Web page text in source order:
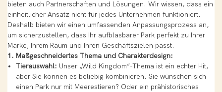
bieten auch Partnerschaften und Lösungen. Wir wissen, dass ein
einheitlicher Ansatz nicht für jedes Unternehmen funktioniert.
Deshalb bieten wir einen umfassenden Anpassungsprozess an,
um sicherzustellen, dass Ihr aufblasbarer Park perfekt zu Ihrer
Marke, Ihrem Raum und Ihren Geschäftszielen passt.
1. Maßgeschneidertes Thema und Charakterdesign:
Tierauswahl: Unser „Wild Kingdom“-Thema ist ein echter Hit,
aber Sie können es beliebig kombinieren. Sie wünschen sich
einen Park nur mit Meerestieren? Oder ein prähistorisches